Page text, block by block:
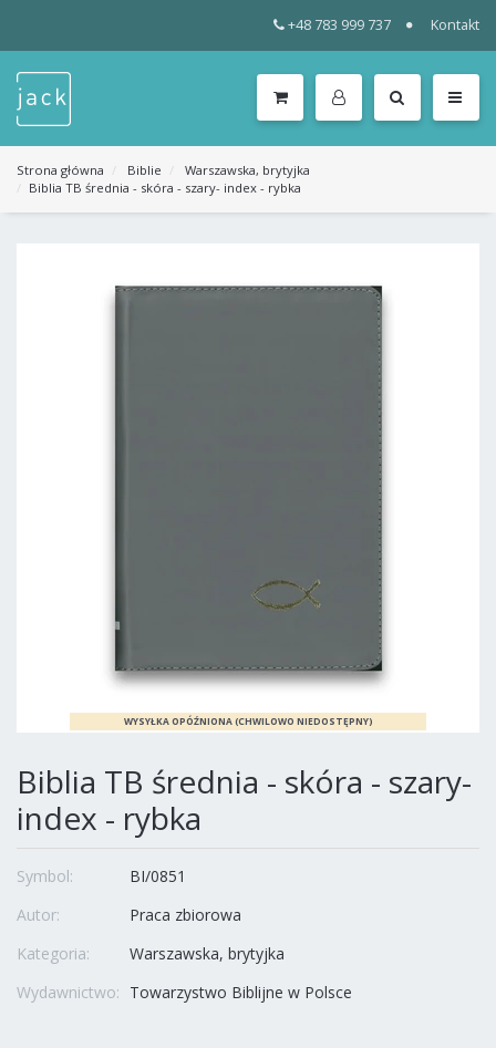
+48 783 999 737 Kontakt
KATEGORIE
MENU
Strona główna Biblie
Warszawska, brytyjka
Biblia TB średnia - skóra - szary- index - rybka
Biblia TB średnia - skóra - szary-
index - rybka
Symbol:
BI/0851
Autor:
Praca zbiorowa
Kategoria:
Warszawska, brytyjka
Wydawnictwo: Towarzystwo Biblijne w Polsce